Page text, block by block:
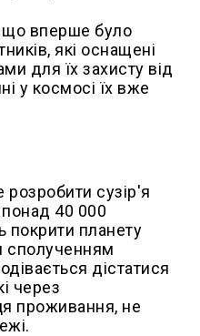
що вперше було
які оснащені
для їх захисту від
у космосі їх вже
розробити сузір'я
40 000
покрити планету
сполученням
дістатися
через
проживання, не